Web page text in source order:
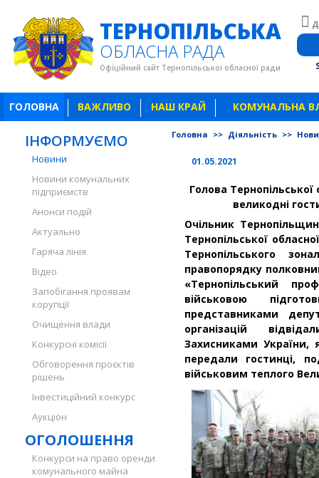
ТЕРНОПІЛЬСЬКА
ОБЛАСНА РАДА
Офіційний сайт Тернопільської обласної ради
ГОЛОВНА ВАЖЛИВО НАШ КРАЙ КОМУНАЛЬНА
ІНФОРМУЄМО
Новини
Новини комунальних
підприємств
Анонси подій
Актуально
Гаряча лінія
Відео
Запобігання проявам
корупції
Очищення влади
Конкурсні комісії
Обговорення проєктів
рішень
Інвестиційний конкурс
Аукціон
ОГОЛОШЕННЯ
Конкурси на право оренди
комунального майна
Головна >> Діяльність >>
01.05.2021
Голова
великодні
Очільник
Тернопільської
Тернопільського
правопорядку
«Тернопільський
військовою
представниками
організацій
Захисниками України,
передали гостинці,
військовим теплого